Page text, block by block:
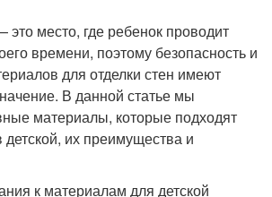
это место, где ребенок проводит
времени, поэтому безопасность и
для отделки стен имеют
В данной статье мы
материалы, которые подходят
детской, их преимущества и
к материалам для детской